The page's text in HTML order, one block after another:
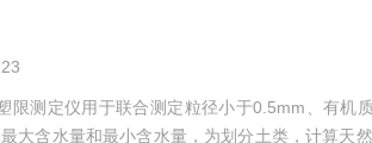
限测定仪用于联合测定粒径小于0.5mm、有机
大含水量和最小含水量，为划分土类，计算天